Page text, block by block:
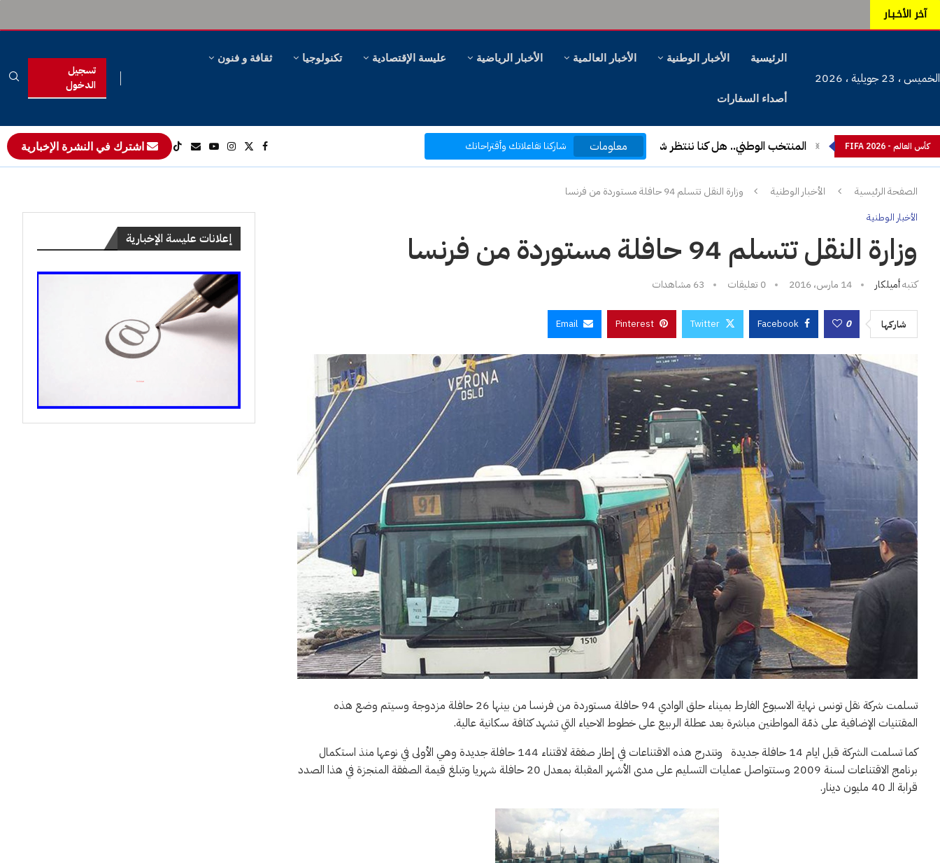
آخر الأخـبـار
الخميس ، 23 جويلية ، 2026
الرئيسية الأخبار الوطنية الأخبار العالمية الأخبار الرياضية عليسة الإقتصادية تكنولوجيا ثقافة و فنون
أصداء السفارات
تسجيل
الدخول
كأس العالم - FIFA 2026 المنتخب الوطني.. هل كنا ننتظر شيئا آخر، وهل سنظل ننظر؟
معلومات
بتصفحك موقعنا أنت في قلب الحدث
شاركنا تفاعلاتك وأقتراحاتك
بكم نرتقي إلى ما هو أفضل
اشترك في النشرة الإخبارية
الصفحة الرئيسية الأخبار الوطنية وزارة النقل تتسلم 94 حافلة مستوردة من فرنسا
الأخبار الوطنية
وزارة النقل تتسلم 94 حافلة مستوردة من فرنسا
كتبهأميلكار 14 مارس، 2016 0 تعليقات 63 مشاهدات
شاركها 0
Facebook
Twitter
Pinterest
Email
تسلمت شركة نقل تونس نهاية الاسبوع الفارط بميناء حلق الوادي 94 حافلة مستوردة من فرنسا من بينها 26 حافلة مزدوجة وسيتم وضع هذه
المقتنيات الإضافية على ذمّة المواطنين مباشرة بعد عطلة الربيع على خطوط الاحياء التي تشهد كثافة سكانية عالية.
كما تسلمت الشركة قبل ايام 14 حافلة جديدة وتندرج هذه الاقتناعات في إطار صفقة لاقتناء 144 حافلة جديدة وهي الأولى في نوعها منذ استكمال
برنامج الاقتناعات لسنة 2009 وستتواصل عمليات التسليم على مدى الأشهر المقبلة بمعدل 20 حافلة شهريا وتبلغ قيمة الصفقة المنجزة في هذا الصدد
قرابة الـ 40 مليون دينار.
إعلانات عليسة الإخبارية